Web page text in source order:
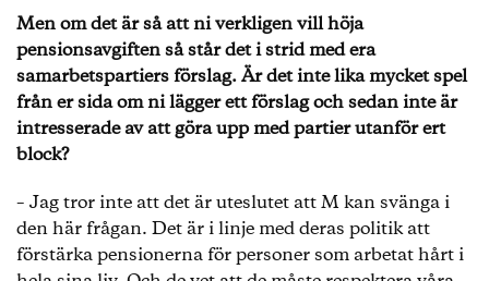
Men om det är så att ni verkligen vill höja
pensionsavgiften så står det i strid med era
samarbetspartiers förslag. Är det inte lika mycket spel
från er sida om ni lägger ett förslag och sedan inte är
intresserade av att göra upp med partier utanför ert
block?
– Jag tror inte att det är uteslutet att M kan svänga i
den här frågan. Det är i linje med deras politik att
förstärka pensionerna för personer som arbetat hårt i